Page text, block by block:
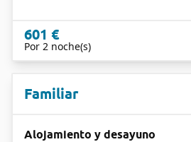
601 €
Por 2 noche(s)
Familiar
Alojamiento y desayuno